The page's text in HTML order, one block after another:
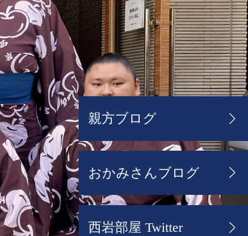
親方ブログ
おかみさんブログ
西岩部屋 Twitter